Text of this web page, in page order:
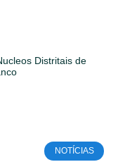
Distritais de
NOTÍCIAS